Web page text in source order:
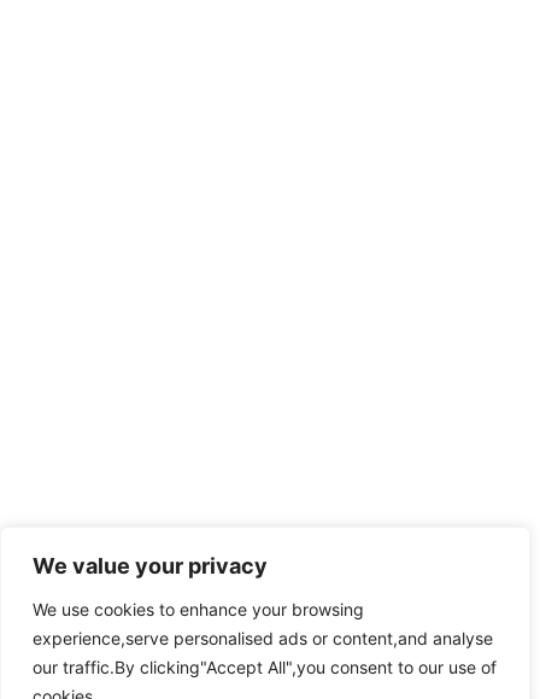
We value your privacy
We use cookies to enhance your browsing
experience,serve personalised ads or content,and analyse
our traffic.By clicking"Accept All",you consent to our use of